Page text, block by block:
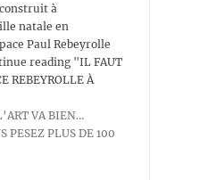
à
natale en
Paul Rebeyrolle
reading "IL FAUT
REBEYROLLE À
VA BIEN…
PESEZ PLUS DE 100